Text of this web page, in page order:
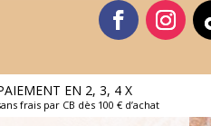
EN 2, 3, 4 X
frais par CB dès 100 € d’achat